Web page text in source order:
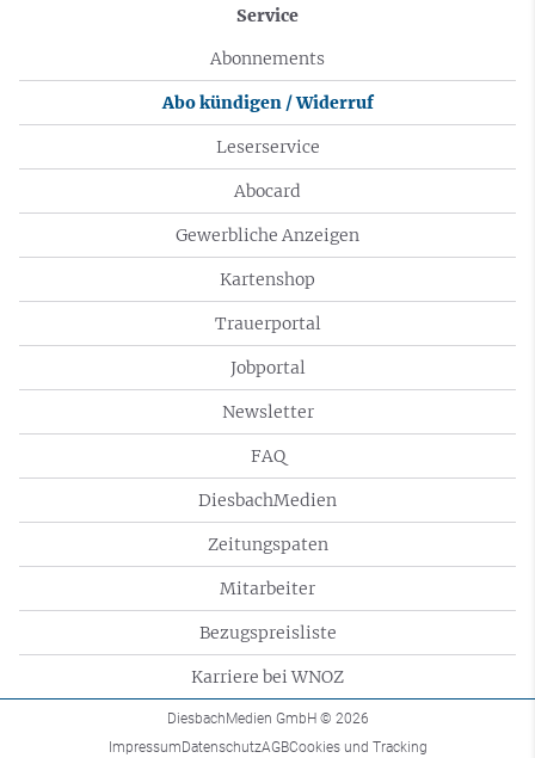
Service
Abonnements
Abo kündigen / Widerruf
Leserservice
Abocard
Gewerbliche Anzeigen
Kartenshop
Trauerportal
Jobportal
Newsletter
FAQ
DiesbachMedien
Zeitungspaten
Mitarbeiter
Bezugspreisliste
Karriere bei WNOZ
DiesbachMedien GmbH © 2026
ImpressumDatenschutzAGBCookies und Tracking